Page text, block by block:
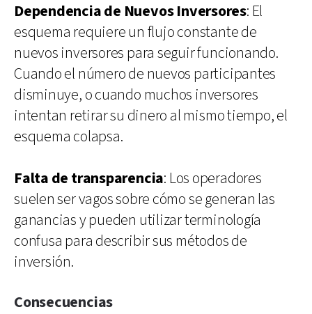
Dependencia de Nuevos Inversores: El
esquema requiere un flujo constante de
nuevos inversores para seguir funcionando.
Cuando el número de nuevos participantes
disminuye, o cuando muchos inversores
intentan retirar su dinero al mismo tiempo, el
esquema colapsa.
Falta de transparencia: Los operadores
suelen ser vagos sobre cómo se generan las
ganancias y pueden utilizar terminología
confusa para describir sus métodos de
inversión.
Consecuencias